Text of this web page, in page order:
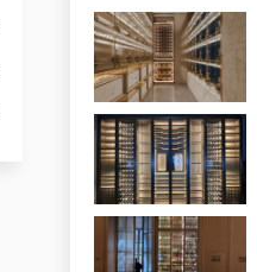
温湿度功能 。